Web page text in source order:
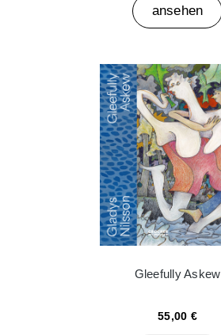
ansehen
Gleefully Askew
55,00 €